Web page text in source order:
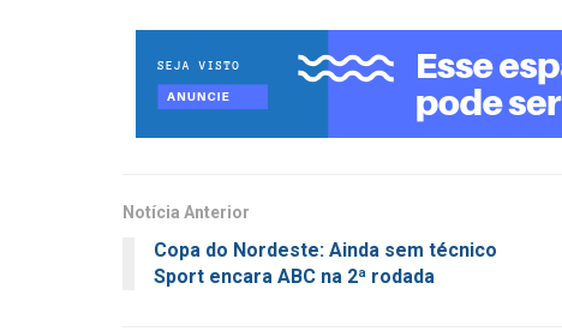
Notícia Anterior
Copa do Nordeste: Ainda sem técnico
Sport encara ABC na 2ª rodada